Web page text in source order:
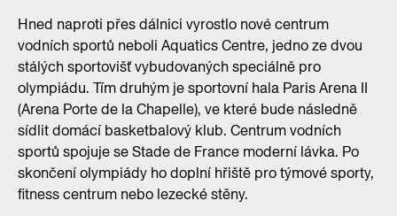
Hned naproti přes dálnici vyrostlo nové centrum
vodních sportů neboli Aquatics Centre, jedno ze dvou
stálých sportovišť vybudovaných speciálně pro
olympiádu. Tím druhým je sportovní hala Paris Arena II
(Arena Porte de la Chapelle), ve které bude následně
sídlit domácí basketbalový klub. Centrum vodních
sportů spojuje se Stade de France moderní lávka. Po
skončení olympiády ho doplní hřiště pro týmové sporty,
fitness centrum nebo lezecké stěny.